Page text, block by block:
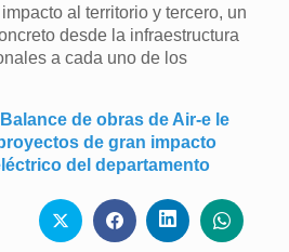
al territorio y tercero, un
desde la infraestructura
a cada uno de los
Balance de obras de Air-e le
de gran impacto
del departamento